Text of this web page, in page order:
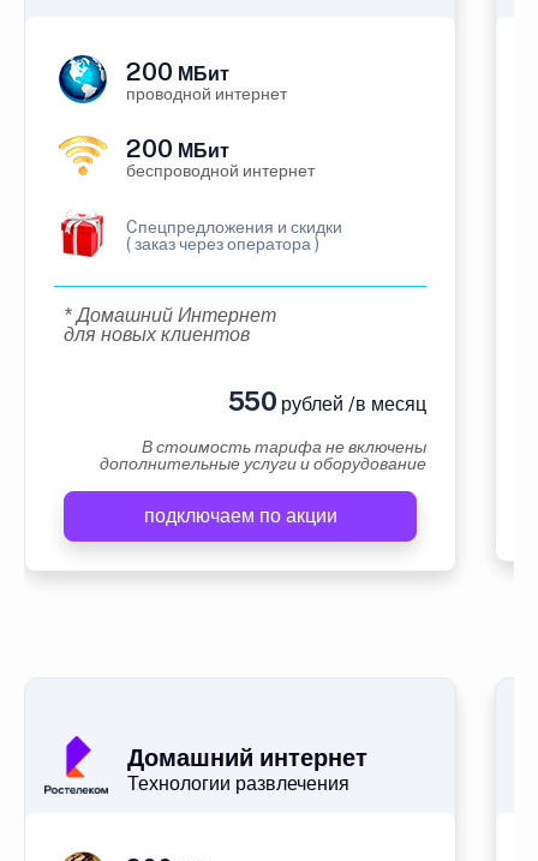
200 МБит
проводной интернет
200 МБит
беспроводной интернет
Cпецпредложения и скидки
( заказ через оператора )
* Домашний Интернет
для новых клиентов
550 рублей /в месяц
В стоимость тарифа не включены
дополнительные услуги и оборудование
подключаем по акции
Домашний интернет
Технологии развлечения